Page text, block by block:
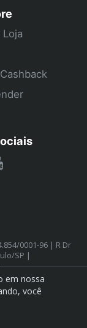
0001-96 | R Dr
SP |
em nossa
você